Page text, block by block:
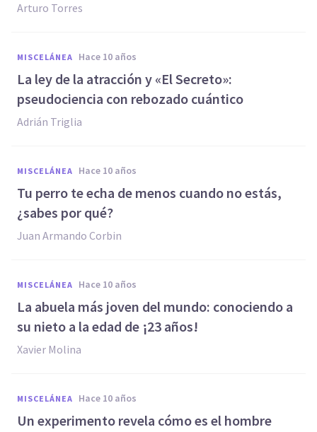
Arturo Torres
MISCELÁNEA hace 10 años
La ley de la atracción y «El Secreto»:
pseudociencia con rebozado cuántico
Adrián Triglia
MISCELÁNEA hace 10 años
Tu perro te echa de menos cuando no estás,
¿sabes por qué?
Juan Armando Corbin
MISCELÁNEA hace 10 años
La abuela más joven del mundo: conociendo a
su nieto a la edad de ¡23 años!
Xavier Molina
MISCELÁNEA hace 10 años
​Un experimento revela cómo es el hombre